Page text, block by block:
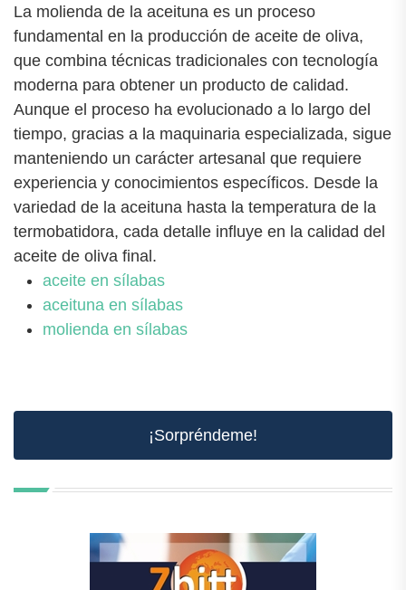
La molienda de la aceituna es un proceso
fundamental en la producción de aceite de oliva,
que combina técnicas tradicionales con tecnología
moderna para obtener un producto de calidad.
Aunque el proceso ha evolucionado a lo largo del
tiempo, gracias a la maquinaria especializada, sigue
manteniendo un carácter artesanal que requiere
experiencia y conocimientos específicos. Desde la
variedad de la aceituna hasta la temperatura de la
termobatidora, cada detalle influye en la calidad del
aceite de oliva final.
aceite en sílabas
aceituna en sílabas
molienda en sílabas
¡Sorpréndeme!